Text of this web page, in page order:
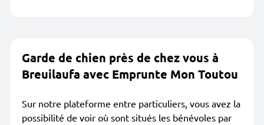
Garde de chien près de chez vous à
Breuilaufa avec Emprunte Mon Toutou
Sur notre plateforme entre particuliers, vous avez la
possibilité de voir où sont situés les bénévoles par